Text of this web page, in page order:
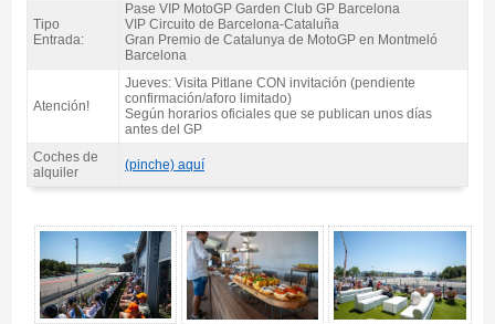
Tipo
Entrada:
Pase VIP MotoGP Garden Club GP Barcelona
VIP Circuito de Barcelona-Cataluña
Gran Premio de Catalunya de MotoGP en Montmeló
Barcelona
Atención!
Jueves: Visita Pitlane CON invitación (pendiente
confirmación/aforo limitado)
Según horarios oficiales que se publican unos días
antes del GP
Coches de
alquiler
(pinche) aquí